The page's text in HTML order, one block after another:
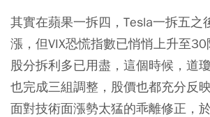
其實在蘋果一拆四，Tesla一拆五之
漲，但VIX恐慌指數已悄悄上升至
股分拆利多已用盡，這個時候，道
也完成三組調整，股價也都充分反
面對技術面漲勢太猛的乖離修正，